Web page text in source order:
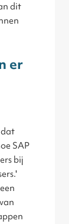
dit
er
dat
SAP
bij